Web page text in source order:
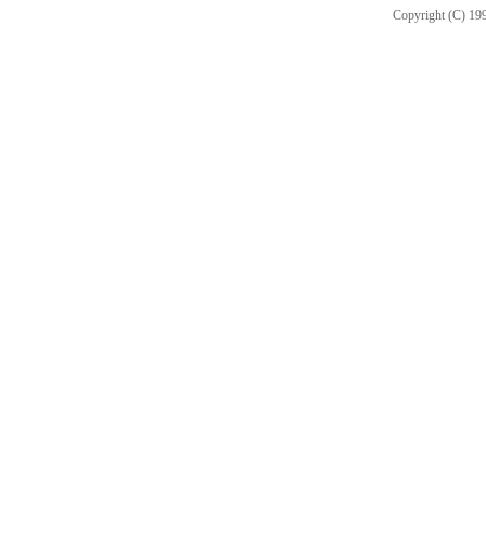
Copyright (C)